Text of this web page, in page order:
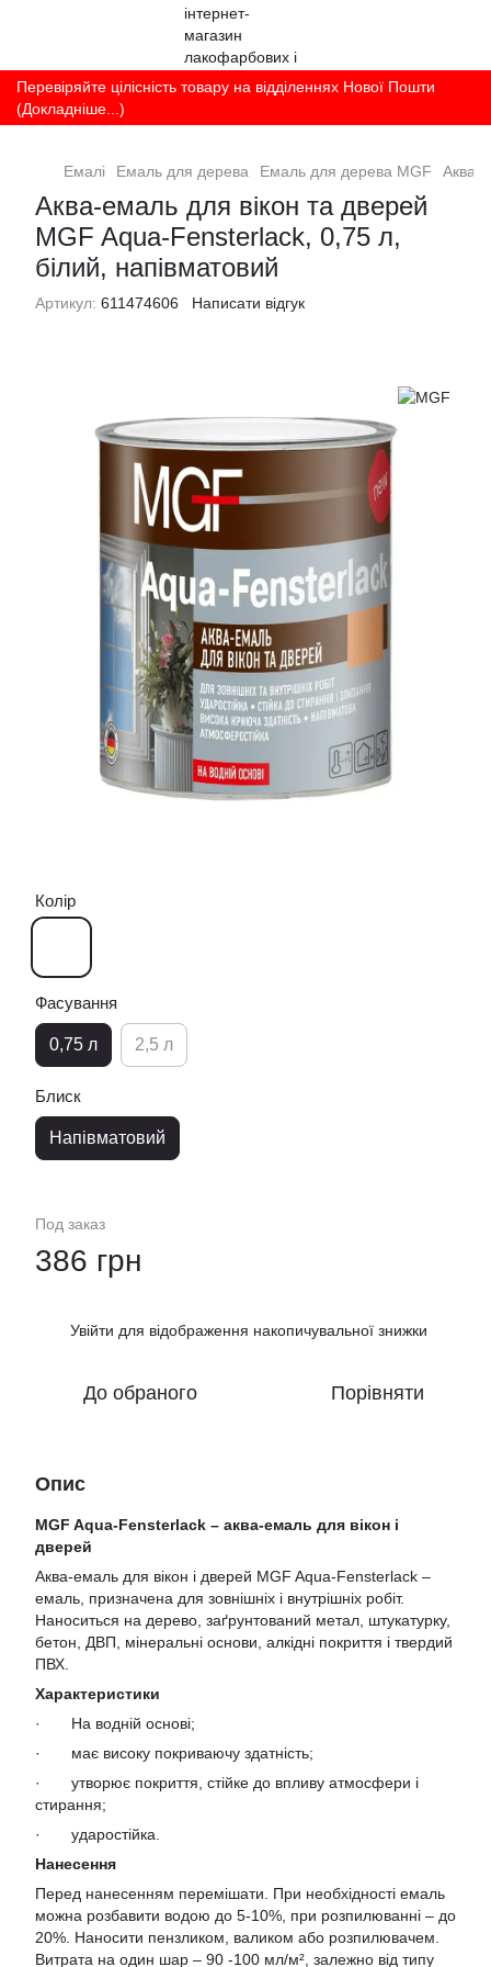
Перевіряйте цілісність товару на відділеннях Нової Пошти
(Докладніше...)
Емалі Емаль для дерева Емаль для дерева MGF Аква-
Аква-емаль для вікон та дверей
MGF Aqua-Fensterlack, 0,75 л,
білий, напівматовий
Артикул: 611474606 Написати відгук
Колір
Фасування
0,75 л 2,5 л
Блиск
Напівматовий
Под заказ
386 грн
Увійти для відображення накопичувальної знижки
До обраного Порівняти
Опис
MGF Aqua-Fensterlack – аква-емаль для вікон і
дверей
Аква-емаль для вікон і дверей MGF Aqua-Fensterlack –
емаль, призначена для зовнішніх і внутрішніх робіт.
Наноситься на дерево, заґрунтований метал, штукатурку,
бетон, ДВП, мінеральні основи, алкідні покриття і твердий
ПВХ.
Характеристики
· На водній основі;
· має високу покриваючу здатність;
· утворює покриття, стійке до впливу атмосфери і
стирання;
· ударостійка.
Нанесення
Перед нанесенням перемішати. При необхідності емаль
можна розбавити водою до 5-10%, при розпилюванні – до
20%. Наносити пензликом, валиком або розпилювачем.
Витрата на один шар – 90 -100 мл/м², залежно від типу